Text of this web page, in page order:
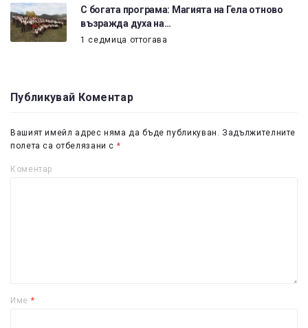
С богата програма: Магията на Гела отново
възражда духа на…
1 седмица оттогава
Публикувай Коментар
Вашият имейл адрес няма да бъде публикуван. Задължителните
полета са отбелязани с *
Коментар
Име *